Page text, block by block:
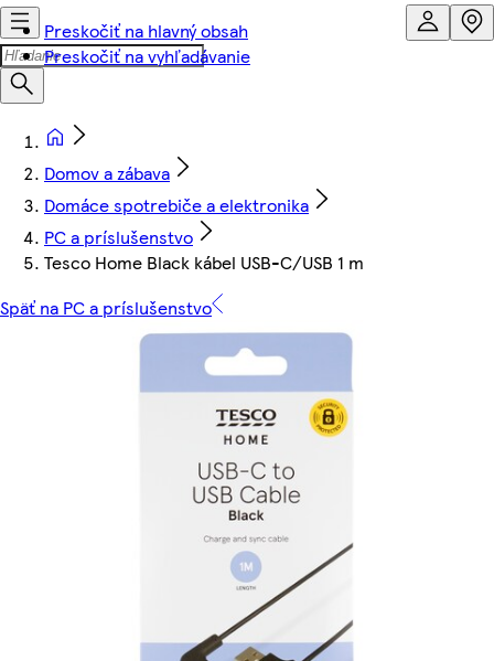
Preskočiť na hlavný obsah
Preskočiť na vyhľadávanie
Domov a zábava
Domáce spotrebiče a elektronika
PC a príslušenstvo
Tesco Home Black kábel USB-C/USB 1 m
Späť na PC a príslušenstvo